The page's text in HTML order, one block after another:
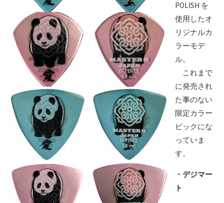
POLISH を
使用したオ
リジナルカ
ラーモデ
ル。
これまで
に発売され
た事のない
限定カラー
ピックにな
っていま
す。
・デジマー
ト